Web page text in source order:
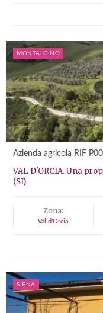
MONTALCINO
Azienda agricola RIF
VAL D'ORCIA. Una
(SI)
Zona:
Val d'Orcia
SIENA